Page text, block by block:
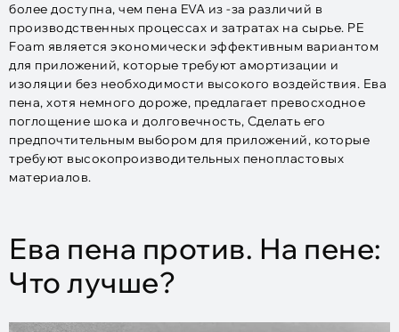
более доступна, чем пена EVA из -за различий в
производственных процессах и затратах на сырье. PE
Foam является экономически эффективным вариантом
для приложений, которые требуют амортизации и
изоляции без необходимости высокого воздействия. Ева
пена, хотя немного дороже, предлагает превосходное
поглощение шока и долговечность, Сделать его
предпочтительным выбором для приложений, которые
требуют высокопроизводительных пенопластовых
материалов.
Ева пена против. На пене:
Что лучше?